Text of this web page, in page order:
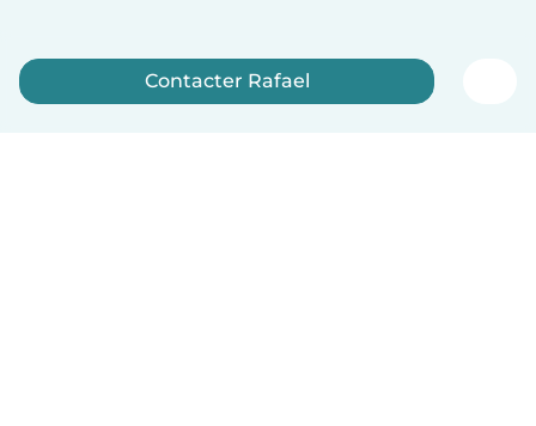
Contacter Rafael